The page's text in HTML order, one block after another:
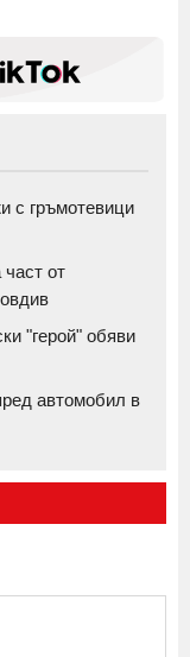
с гръмотевици
от
"герой" обяви
автомобил в